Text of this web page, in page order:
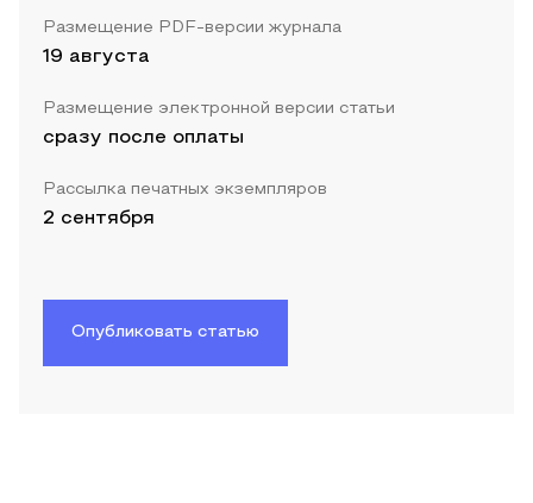
Размещение PDF-версии журнала
19 августа
Размещение электронной версии статьи
сразу после оплаты
Рассылка печатных экземпляров
2 сентября
Опубликовать статью